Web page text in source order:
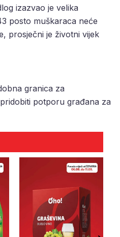
izazvao je velika
posto muškaraca neće
prosječni je životni vijek
granica za
potporu građana za